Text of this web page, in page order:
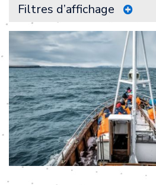
Filtres d’affichage